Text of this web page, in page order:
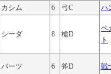
カシム 6 弓C ハ
シーダ 8 槍D
ペ
ト
バーツ 6 斧D 戦